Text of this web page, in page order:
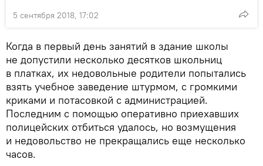
5 сентября 2018, 17:02
Когда в первый день занятий в здание школы
не допустили несколько десятков школьниц
в платках, их недовольные родители попытались
взять учебное заведение штурмом, с громкими
криками и потасовкой с администрацией.
Последним с помощью оперативно приехавших
полицейских отбиться удалось, но возмущения
и недовольство не прекращались еще несколько
часов.